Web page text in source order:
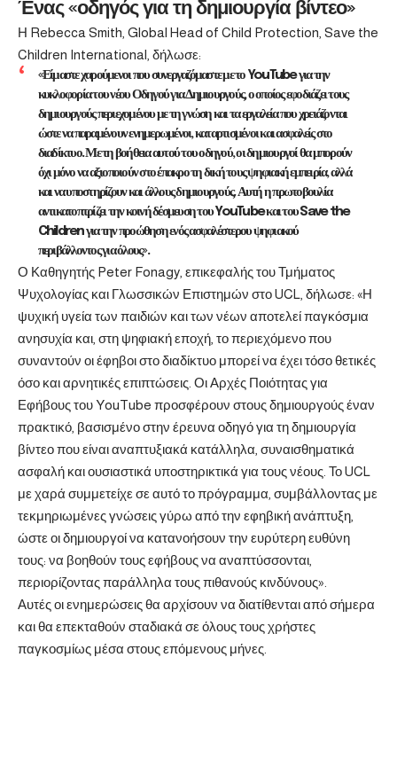
Ένας «οδηγός για τη δημιουργία βίντεο»
Η Rebecca Smith, Global Head of Child Protection, Save the
Children International, δήλωσε:
«Είμαστε χαρούμενοι που συνεργαζόμαστε με το YouTube για την
κυκλοφορία του νέου Οδηγού για Δημιουργούς, ο οποίος εφοδιάζει τους
δημιουργούς περιεχομένου με τη γνώση και τα εργαλεία που χρειάζονται
ώστε να παραμένουν ενημερωμένοι, καταρτισμένοι και ασφαλείς στο
διαδίκτυο. Με τη βοήθεια αυτού του οδηγού, οι δημιουργοί θα μπορούν
όχι μόνο να αξιοποιούν στο έπακρο τη δική τους ψηφιακή εμπειρία, αλλά
και να υποστηρίζουν και άλλους δημιουργούς. Αυτή η πρωτοβουλία
αντικατοπτρίζει την κοινή δέσμευση του YouTube και του Save the
Children για την προώθηση ενός ασφαλέστερου ψηφιακού
περιβάλλοντος για όλους».
Ο Καθηγητής Peter Fonagy, επικεφαλής του Τμήματος
Ψυχολογίας και Γλωσσικών Επιστημών στο UCL, δήλωσε: «Η
ψυχική υγεία των παιδιών και των νέων αποτελεί παγκόσμια
ανησυχία και, στη ψηφιακή εποχή, το περιεχόμενο που
συναντούν οι έφηβοι στο διαδίκτυο μπορεί να έχει τόσο θετικές
όσο και αρνητικές επιπτώσεις. Οι Αρχές Ποιότητας για
Εφήβους του YouTube προσφέρουν στους δημιουργούς έναν
πρακτικό, βασισμένο στην έρευνα οδηγό για τη δημιουργία
βίντεο που είναι αναπτυξιακά κατάλληλα, συναισθηματικά
ασφαλή και ουσιαστικά υποστηρικτικά για τους νέους. Το UCL
με χαρά συμμετείχε σε αυτό το πρόγραμμα, συμβάλλοντας με
τεκμηριωμένες γνώσεις γύρω από την εφηβική ανάπτυξη,
ώστε οι δημιουργοί να κατανοήσουν την ευρύτερη ευθύνη
τους: να βοηθούν τους εφήβους να αναπτύσσονται,
περιορίζοντας παράλληλα τους πιθανούς κινδύνους».
Αυτές οι ενημερώσεις θα αρχίσουν να διατίθενται από σήμερα
και θα επεκταθούν σταδιακά σε όλους τους χρήστες
παγκοσμίως μέσα στους επόμενους μήνες.